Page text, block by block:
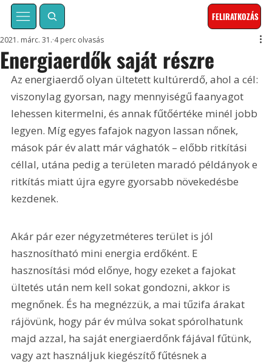
FELIRATKOZÁS
Energiaerdők saját részre
2021. márc. 31. 4 perc olvasás
Az energiaerdő olyan ültetett kultúrerdő, ahol a cél:
viszonylag gyorsan, nagy mennyiségű faanyagot
lehessen kitermelni, és annak fűtőértéke minél jobb
legyen. Míg egyes fafajok nagyon lassan nőnek,
mások pár év alatt már vághatók – előbb ritkítási
céllal, utána pedig a területen maradó példányok e
ritkítás miatt újra egyre gyorsabb növekedésbe
kezdenek.
Akár pár ezer négyzetméteres terület is jól
hasznosítható mini energia erdőként. E
hasznosítási mód előnye, hogy ezeket a fajokat
ültetés után nem kell sokat gondozni, akkor is
megnőnek. És ha megnézzük, a mai tűzifa árakat
rájövünk, hogy pár év múlva sokat spórolhatunk
majd azzal, ha saját energiaerdőnk fájával fűtünk,
vagy azt használjuk kiegészítő fűtésnek a